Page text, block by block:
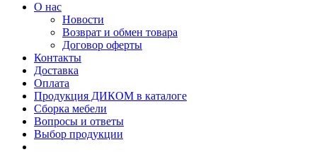
О нас
Новости
Возврат и обмен товара
Договор оферты
Контакты
Доставка
Оплата
Продукция ДИКОМ в каталоге
Сборка мебели
Вопросы и ответы
Выбор продукции